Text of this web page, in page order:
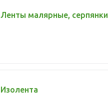
Ленты малярные, серпянки
Изолента